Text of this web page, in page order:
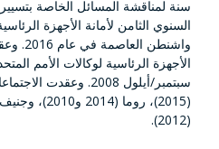
سنة لمناقشة المسائل الخاصة
السنوي الثامن لأمانة الأجهزة
واشنطن العاصمة في عام 2016.
سبتمبر/أيلول 2008.
وعقدت
(2015)،
روما (2014 و2010)، وجنيف (2013
(2012).